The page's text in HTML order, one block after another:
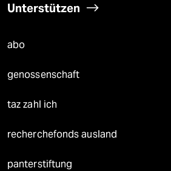
Unterstützen
abo
genossenschaft
taz zahl ich
recherchefonds ausland
panterstiftung